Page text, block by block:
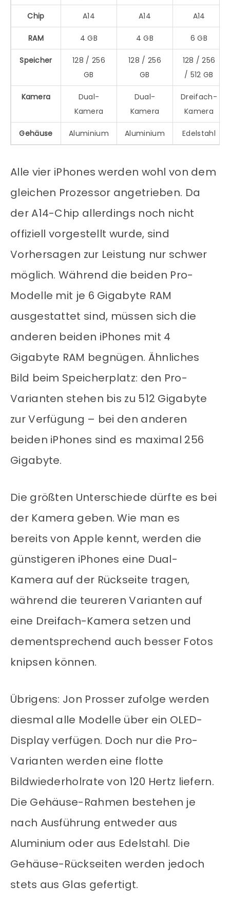
Chip A14 A14 A14
RAM 4 GB 4 GB 6 GB
Speicher
128 / 256
GB
128 / 256
GB
128 / 256
/ 512 GB
Kamera
Dual-
Kamera
Dual-
Kamera
Dreifach-
Kamera
Gehäuse Aluminium Aluminium Edelstahl
Alle vier iPhones werden wohl von dem
gleichen Prozessor angetrieben. Da
der A14-Chip allerdings noch nicht
offiziell vorgestellt wurde, sind
Vorhersagen zur Leistung nur schwer
möglich. Während die beiden Pro-
Modelle mit je 6 Gigabyte RAM
ausgestattet sind, müssen sich die
anderen beiden iPhones mit 4
Gigabyte RAM begnügen. Ähnliches
Bild beim Speicherplatz: den Pro-
Varianten stehen bis zu 512 Gigabyte
zur Verfügung – bei den anderen
beiden iPhones sind es maximal 256
Gigabyte.
Die größten Unterschiede dürfte es bei
der Kamera geben. Wie man es
bereits von Apple kennt, werden die
günstigeren iPhones eine Dual-
Kamera auf der Rückseite tragen,
während die teureren Varianten auf
eine Dreifach-Kamera setzen und
dementsprechend auch besser Fotos
knipsen können.
Übrigens: Jon Prosser zufolge werden
diesmal alle Modelle über ein OLED-
Display verfügen. Doch nur die Pro-
Varianten werden eine flotte
Bildwiederholrate von 120 Hertz liefern.
Die Gehäuse-Rahmen bestehen je
nach Ausführung entweder aus
Aluminium oder aus Edelstahl. Die
Gehäuse-Rückseiten werden jedoch
stets aus Glas gefertigt.